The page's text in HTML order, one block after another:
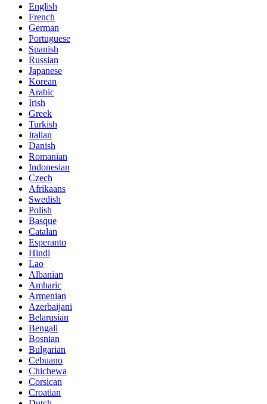
English
French
German
Portuguese
Spanish
Russian
Japanese
Korean
Arabic
Irish
Greek
Turkish
Italian
Danish
Romanian
Indonesian
Czech
Afrikaans
Swedish
Polish
Basque
Catalan
Esperanto
Hindi
Lao
Albanian
Amharic
Armenian
Azerbaijani
Belarusian
Bengali
Bosnian
Bulgarian
Cebuano
Chichewa
Corsican
Croatian